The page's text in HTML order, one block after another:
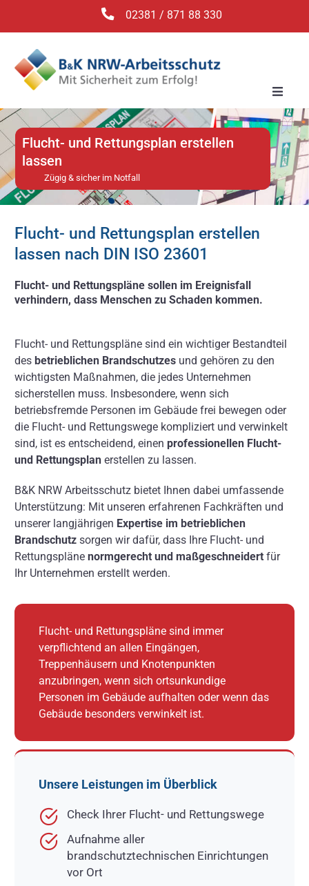
02381 / 871 88 330
Toggle
Arbeitssicherheit
Brandschutz
Seminare
Gesetze
Kontakt
Flucht- und Rettungsplan erstellen
lassen
Zügig & sicher im Notfall
Flucht- und Rettungsplan erstellen
lassen nach DIN ISO 23601
Flucht- und Rettungspläne sollen im Ereignisfall
verhindern, dass Menschen zu Schaden kommen.
Flucht- und Rettungspläne sind ein wichtiger Bestandteil
des betrieblichen Brandschutzesund gehören zu den
wichtigsten Maßnahmen, die jedes Unternehmen
sicherstellen muss. Insbesondere, wenn sich
betriebsfremde Personen im Gebäude frei bewegen oder
die Flucht- und Rettungswege kompliziert und verwinkelt
sind, ist es entscheidend, einen professionellen Flucht-
und Rettungsplanerstellen zu lassen.
B&K NRW Arbeitsschutz bietet Ihnen dabei umfassende
Unterstützung: Mit unseren erfahrenen Fachkräften und
unserer langjährigen Expertise im betrieblichen
Brandschutzsorgen wir dafür, dass Ihre Flucht- und
Rettungspläne normgerecht und maßgeschneidertfür
Ihr Unternehmen erstellt werden.
Flucht- und Rettungspläne sind immer
verpflichtend an allen Eingängen,
Treppenhäusern und Knotenpunkten
anzubringen, wenn sich ortsunkundige
Personen im Gebäude aufhalten oder wenn das
Gebäude besonders verwinkelt ist.
Unsere Leistungen im Überblick
Check Ihrer Flucht- und Rettungswege
Aufnahme aller
brandschutztechnischen Einrichtungen
vor Ort